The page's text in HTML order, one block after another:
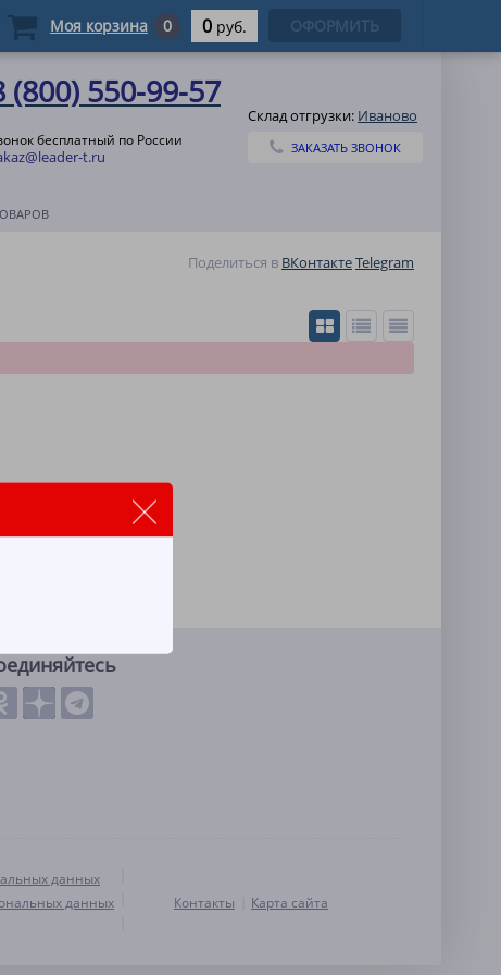
(800) 550-99-57
бесплатный по России
t.ru
Склад отгрузки: Иваново
ЗАКАЗАТЬ ЗВОНОК
Поделиться в ВКонтактеTelegram
данных
данных
Контакты Карта сайта
Моя корзина 0 0 руб. ОФОРМИТЬ